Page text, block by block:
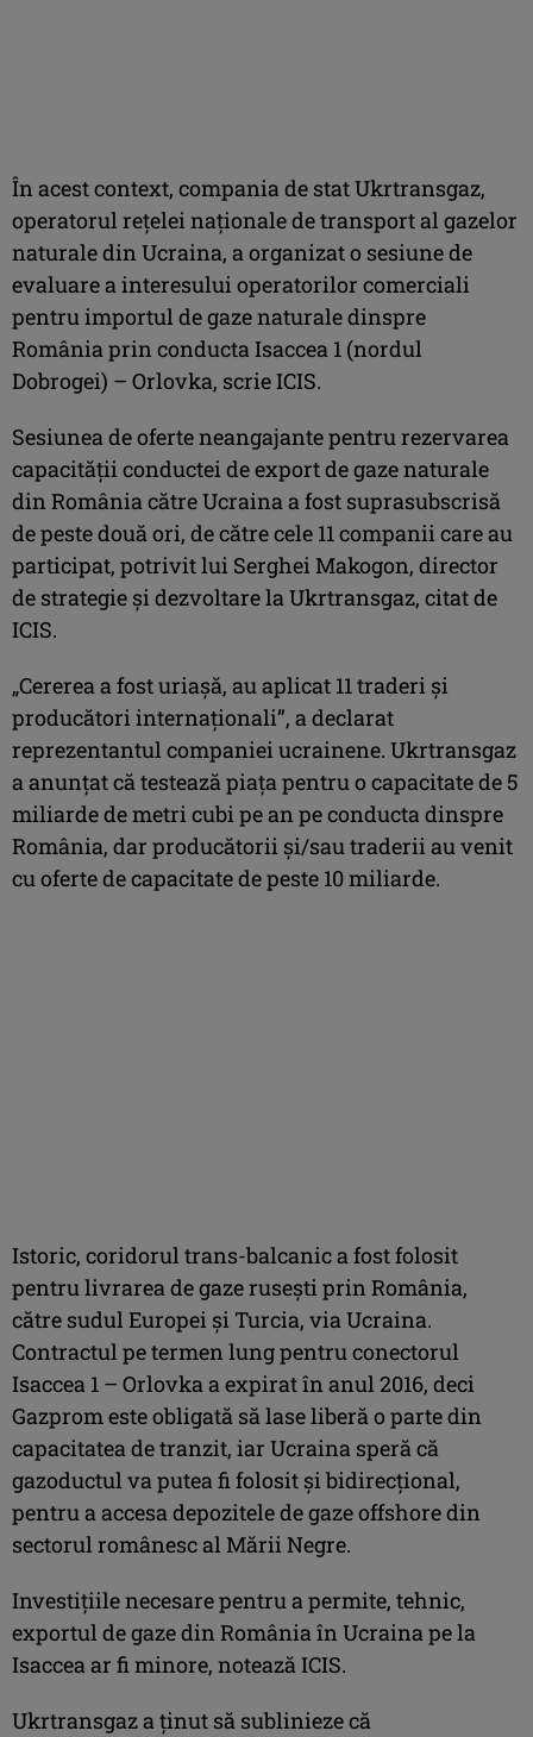
În acest context, compania de stat Ukrtransgaz,
operatorul reţelei naţionale de transport al gazelor
naturale din Ucraina, a organizat o sesiune de
evaluare a interesului operatorilor comerciali
pentru importul de gaze naturale dinspre
România prin conducta Isaccea 1 (nordul
Dobrogei) – Orlovka, scrie ICIS.
Sesiunea de oferte neangajante pentru rezervarea
capacităţii conductei de export de gaze naturale
din România către Ucraina a fost suprasubscrisă
de peste două ori, de către cele 11 companii care au
participat, potrivit lui Serghei Makogon, director
de strategie şi dezvoltare la Ukrtransgaz, citat de
ICIS.
„Cererea a fost uriaşă, au aplicat 11 traderi şi
producători internaţionali”, a declarat
reprezentantul companiei ucrainene. Ukrtransgaz
a anunţat că testează piaţa pentru o capacitate de 5
miliarde de metri cubi pe an pe conducta dinspre
România, dar producătorii şi/sau traderii au venit
cu oferte de capacitate de peste 10 miliarde.
Istoric, coridorul trans-balcanic a fost folosit
pentru livrarea de gaze ruseşti prin România,
către sudul Europei şi Turcia, via Ucraina.
Contractul pe termen lung pentru conectorul
Isaccea 1 – Orlovka a expirat în anul 2016, deci
Gazprom este obligată să lase liberă o parte din
capacitatea de tranzit, iar Ucraina speră că
gazoductul va putea fi folosit şi bidirecţional,
pentru a accesa depozitele de gaze offshore din
sectorul românesc al Mării Negre.
Investiţiile necesare pentru a permite, tehnic,
exportul de gaze din România în Ucraina pe la
Isaccea ar fi minore, notează ICIS.
Ukrtransgaz a ţinut să sublinieze că